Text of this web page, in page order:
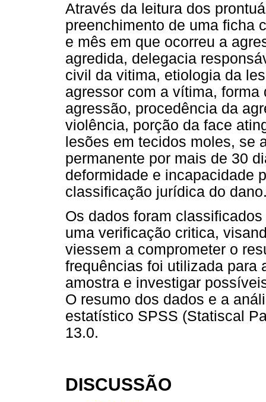
Através da leitura dos
preenchimento de uma ficha
e mês em que ocorreu a
agredida, delegacia
civil da vitima, etiologia da
agressor com a vítima,
agressão, procedência da
violência, porção da face
lesões em tecidos moles, se
permanente por mais de 30
deformidade e incapacidade
classificação jurídica do
Os dados foram
uma verificação critica,
viessem a comprometer o
frequências foi utilizada para
amostra e investigar
O resumo dos dados e a
estatístico SPSS (Statiscal
13.0.
DISCUSSÃO